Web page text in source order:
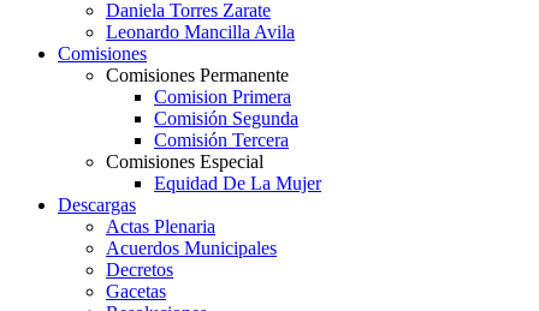
Daniela Torres Zarate
Leonardo Mancilla Avila
Comisiones
Comisiones Permanente
Comision Primera
Comisión Segunda
Comisión Tercera
Comisiones Especial
Equidad De La Mujer
Descargas
Actas Plenaria
Acuerdos Municipales
Decretos
Gacetas